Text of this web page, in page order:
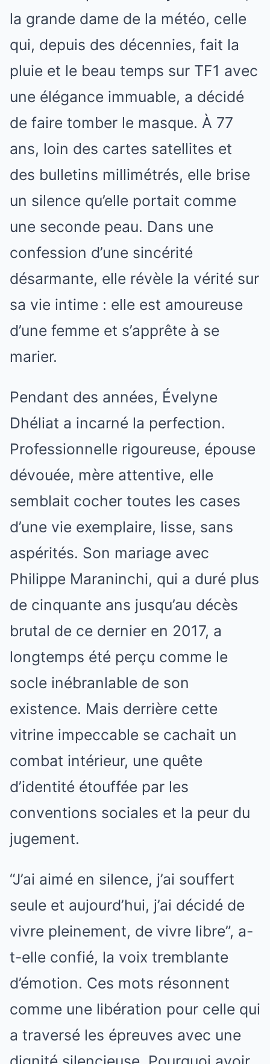
la grande dame de la météo, celle
qui, depuis des décennies, fait la
pluie et le beau temps sur TF1 avec
une élégance immuable, a décidé
de faire tomber le masque. À 77
ans, loin des cartes satellites et
des bulletins millimétrés, elle brise
un silence qu’elle portait comme
une seconde peau. Dans une
confession d’une sincérité
désarmante, elle révèle la vérité sur
sa vie intime : elle est amoureuse
d’une femme et s’apprête à se
marier.
Pendant des années, Évelyne
Dhéliat a incarné la perfection.
Professionnelle rigoureuse, épouse
dévouée, mère attentive, elle
semblait cocher toutes les cases
d’une vie exemplaire, lisse, sans
aspérités. Son mariage avec
Philippe Maraninchi, qui a duré plus
de cinquante ans jusqu’au décès
brutal de ce dernier en 2017, a
longtemps été perçu comme le
socle inébranlable de son
existence. Mais derrière cette
vitrine impeccable se cachait un
combat intérieur, une quête
d’identité étouffée par les
conventions sociales et la peur du
jugement.
“J’ai aimé en silence, j’ai souffert
seule et aujourd’hui, j’ai décidé de
vivre pleinement, de vivre libre”, a-
t-elle confié, la voix tremblante
d’émotion. Ces mots résonnent
comme une libération pour celle qui
a traversé les épreuves avec une